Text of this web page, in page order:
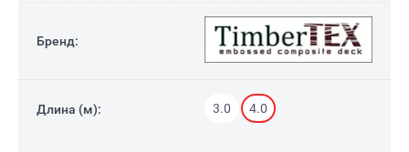
Бренд:
Длина (м): 3.0 4.0